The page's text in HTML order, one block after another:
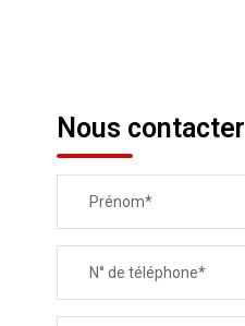
Nous contacter
Prénom*
N° de téléphone*